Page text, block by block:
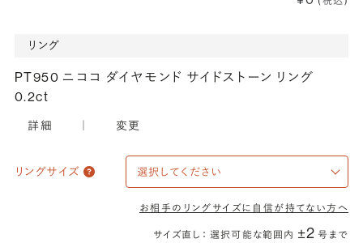
リング
PT950 ニココ ダイヤモンド サイドストーン リング
0.2ct
詳細 変更
リングサイズ
お相手のリングサイズに自信が持てない方へ
サイズ直し： 選択可能な範囲内 ±2 号まで